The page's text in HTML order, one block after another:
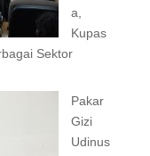
a,
Kupas
Sektor
Pakar
Gizi
Udinus